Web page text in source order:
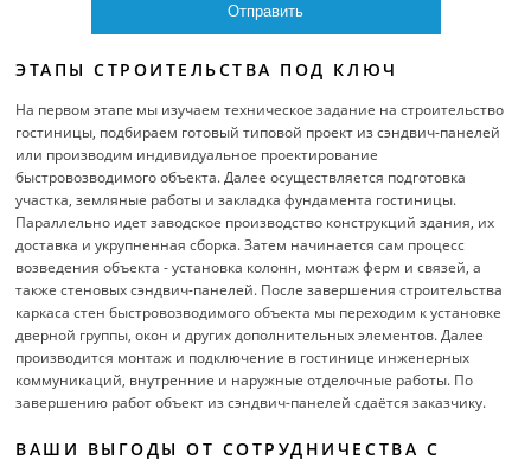
ЭТАПЫ СТРОИТЕЛЬСТВА ПОД КЛЮЧ
На первом этапе мы изучаем техническое задание на строительство
гостиницы, подбираем готовый типовой проект из сэндвич-панелей
или производим индивидуальное проектирование
быстровозводимого объекта. Далее осуществляется подготовка
участка, земляные работы и закладка фундамента гостиницы.
Параллельно идет заводское производство конструкций здания, их
доставка и укрупненная сборка. Затем начинается сам процесс
возведения объекта - установка колонн, монтаж ферм и связей, а
также стеновых сэндвич-панелей. После завершения строительства
каркаса стен быстровозводимого объекта мы переходим к установке
дверной группы, окон и других дополнительных элементов. Далее
производится монтаж и подключение в гостинице инженерных
коммуникаций, внутренние и наружные отделочные работы. По
завершению работ объект из сэндвич-панелей сдаётся заказчику.
ВАШИ ВЫГОДЫ ОТ СОТРУДНИЧЕСТВА С